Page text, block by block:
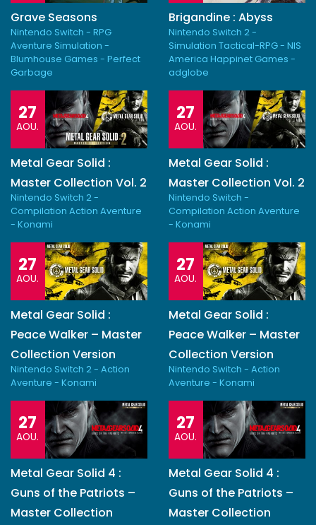
Grave Seasons
Nintendo Switch - RPG
Aventure Simulation -
Blumhouse Games - Perfect
Garbage
Brigandine : Abyss
Nintendo Switch 2 -
Simulation Tactical-RPG - NIS
America Happinet Games -
adglobe
27
AOU.
Metal Gear Solid :
Master Collection Vol. 2
Nintendo Switch 2 -
Compilation Action Aventure
- Konami
27
AOU.
Metal Gear Solid :
Master Collection Vol. 2
Nintendo Switch -
Compilation Action Aventure
- Konami
27
AOU.
Metal Gear Solid :
Peace Walker – Master
Collection Version
Nintendo Switch 2 - Action
Aventure - Konami
27
AOU.
Metal Gear Solid :
Peace Walker – Master
Collection Version
Nintendo Switch - Action
Aventure - Konami
27
AOU.
Metal Gear Solid 4 :
Guns of the Patriots –
Master Collection
27
AOU.
Metal Gear Solid 4 :
Guns of the Patriots –
Master Collection